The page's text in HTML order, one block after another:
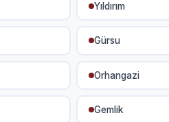
Yıldırım
Gürsu
Orhangazi
Gemlik